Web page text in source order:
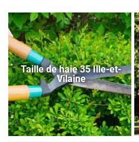
Taille de haie 35 Ille-et-
Vilaine